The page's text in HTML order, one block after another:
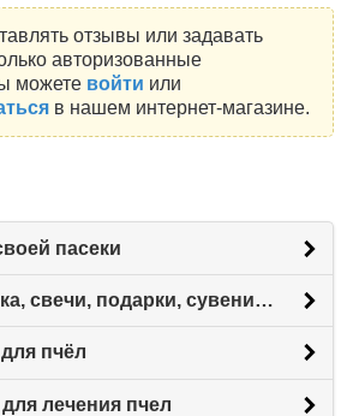
отзывы или задавать
авторизованные
можете войти или
в нашем интернет-магазине.
пасеки
Мыло, косметика, свечи, подарки, сувениры.
пчёл
лечения пчел